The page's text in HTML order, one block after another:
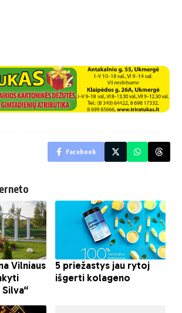
Facebook